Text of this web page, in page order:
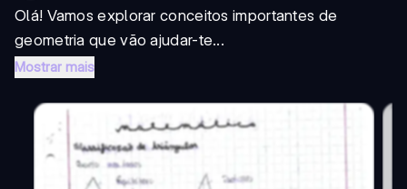
Olá! Vamos explorar conceitos importantes de
geometria que vão ajudar-te...
Mostrar mais